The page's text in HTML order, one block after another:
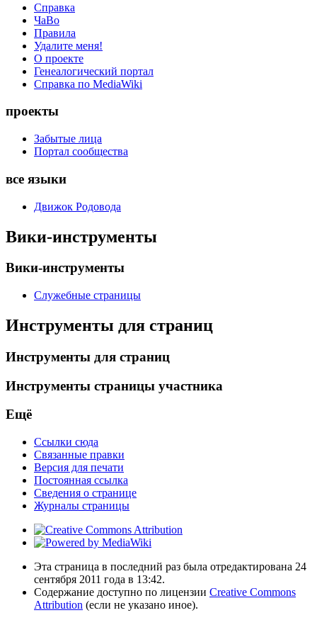
Справка
ЧаВо
Правила
Удалите меня!
О проекте
Генеалогический портал
Справка по MediaWiki
проекты
Забытые лица
Портал сообщества
все языки
Движок Родовода
Вики-инструменты
Вики-инструменты
Служебные страницы
Инструменты для страниц
Инструменты для страниц
Инструменты страницы участника
Ещё
Ссылки сюда
Связанные правки
Версия для печати
Постоянная ссылка
Сведения о странице
Журналы страницы
Эта страница в последний раз была отредактирована 24
сентября 2011 года в 13:42.
Содержание доступно по лицензии Creative Commons
Attribution (если не указано иное).